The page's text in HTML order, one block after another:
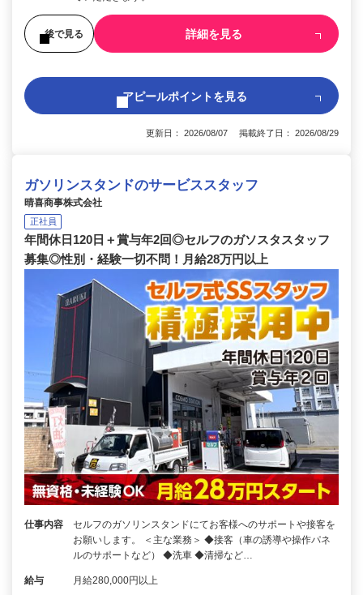
後で見る 詳細を見る
アピールポイントを見る
更新日： 2026/08/07 掲載終了日： 2026/08/29
ガソリンスタンドのサービススタッフ
晴喜商事株式会社
正社員
年間休日120日＋賞与年2回◎セルフのガソスタスタッフ
募集◎性別・経験一切不問！月給28万円以上
仕事内容
セルフのガソリンスタンドにてお客様へのサポートや接客を
お願いします。 ＜主な業務＞ ◆接客（車の誘導や操作パネ
ルのサポートなど） ◆洗車 ◆清掃など…
給与 月給280,000円以上